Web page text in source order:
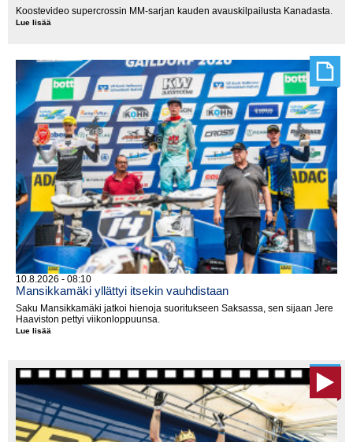
Koostevideo supercrossin MM-sarjan kauden avauskilpailusta Kanadasta.
Lue lisää
10.8.2026 - 08:10
Mansikkamäki yllättyi itsekin vauhdistaan
Saku Mansikkamäki jatkoi hienoja suoritukseen Saksassa, sen sijaan Jere
Haaviston pettyi viikonloppuunsa.
Lue lisää